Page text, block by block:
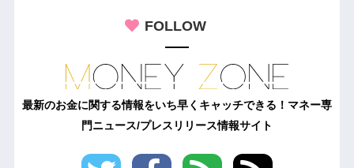
FOLLOW
最新のお金に関する情報をいち早くキャッチできる！マネー専
門ニュース/プレスリリース情報サイト